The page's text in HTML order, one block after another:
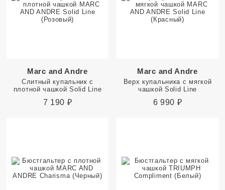
Marc and Andre
Слитный купальник с
плотной чашкой Solid Line
7 190 ₽
Marc and Andre
Верх купальника с мягкой
чашкой Solid Line
6 990 ₽